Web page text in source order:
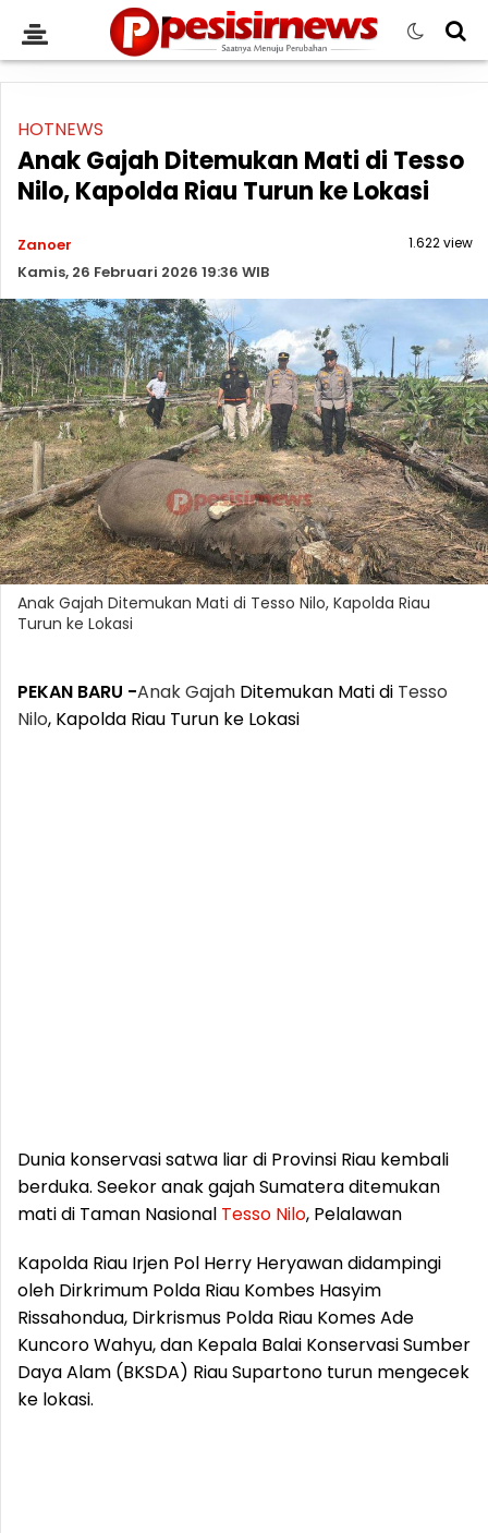
HOTNEWS
Anak Gajah Ditemukan Mati di Tesso
Nilo, Kapolda Riau Turun ke Lokasi
Zanoer
Kamis, 26 Februari 2026 19:36 WIB
1.622 view
Anak Gajah Ditemukan Mati di Tesso Nilo, Kapolda Riau
Turun ke Lokasi
PEKAN BARU -AnakGajah Ditemukan Mati di Tesso
Nilo, Kapolda Riau Turun ke Lokasi
Dunia konservasi satwa liar di Provinsi Riau kembali
berduka. Seekor anak gajah Sumatera ditemukan
mati di Taman Nasional Tesso Nilo, Pelalawan
Kapolda Riau Irjen Pol Herry Heryawan didampingi
oleh Dirkrimum Polda Riau Kombes Hasyim
Rissahondua, Dirkrismus Polda Riau Komes Ade
Kuncoro Wahyu, dan Kepala Balai Konservasi Sumber
Daya Alam (BKSDA) Riau Supartono turun mengecek
ke lokasi.